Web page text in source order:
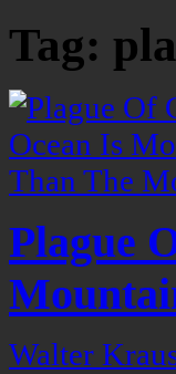
Tag:
Plague
Walter